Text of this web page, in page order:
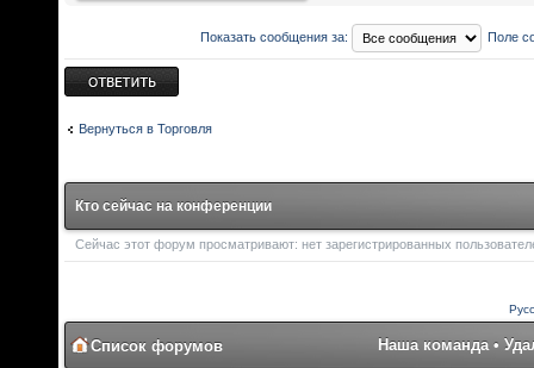
Показать сообщения за: Поле
Ответить
Вернуться в Торговля
Кто сейчас на конференции
Сейчас этот форум просматривают: нет зарегистрированных
Список форумов Наша команда•